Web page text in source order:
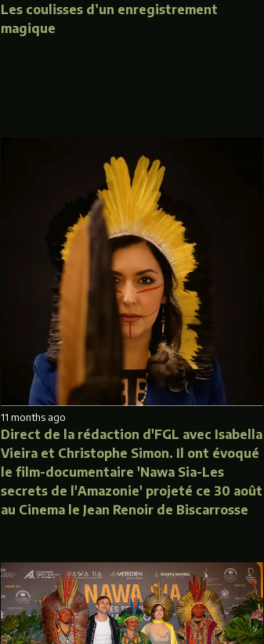
Les coulisses d’un enregistrement
magique
11 months ago
Direct de la rédaction d'FGL avec Isabella
Vieira et Christophe Simon. Il ont évoqué
le film-documentaire 'Nawa Sia-Les
secrets de l'Amazonie' projeté ce 30 août
au Cinema le Jean Renoir de Biscarrosse